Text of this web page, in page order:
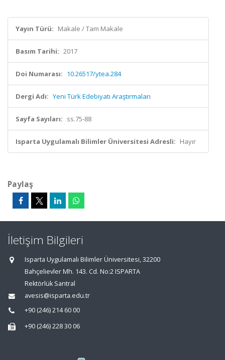
Yayın Türü: Makale / Tam Makale
Basım Tarihi: 2017
Doi Numarası: 10.26517/ytea.284
Dergi Adı: Yeni Türk Edebiyatı Araştırmaları
Sayfa Sayıları: ss.75-88
Isparta Uygulamalı Bilimler Üniversitesi Adresli: Hayır
Paylaş
İletişim Bilgileri
Isparta Uygulamalı Bilimler Üniversitesi, 32200
Bahçelievler Mh. 143. Cd. No:2 ISPARTA
Rektörlük Santral
avesis@isparta.edu.tr
+90 (246) 214 60 00
+90 (246) 228 30 06